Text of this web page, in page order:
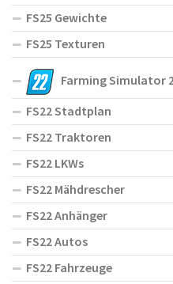
FS25 Gewichte
FS25 Texturen
Farming Simulator
FS22 Stadtplan
FS22 Traktoren
FS22 LKWs
FS22 Mähdrescher
FS22 Anhänger
FS22 Autos
FS22 Fahrzeuge